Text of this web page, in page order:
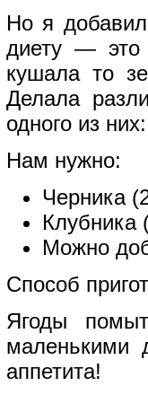
Но я
диету — это
кушала то
Делала
одного из них:
Нам нужно:
Черника
Клубника
Можно
Способ
Ягоды
маленькими
аппетита!